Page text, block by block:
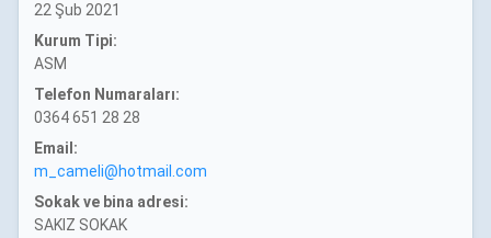
22 Şub 2021
Kurum Tipi:
ASM
Telefon Numaraları:
0364 651 28 28
Email:
m_cameli@hotmail.com
Sokak ve bina adresi:
SAKIZ SOKAK